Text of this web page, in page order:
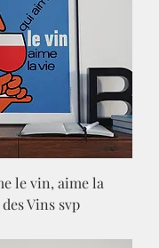
le vin, aime la
Vins svp